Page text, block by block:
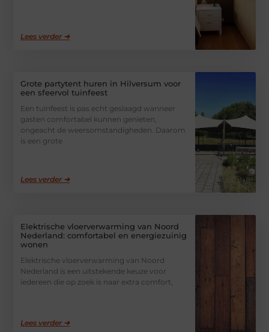
Lees verder ➜
Grote partytent huren in Hilversum voor
een sfeervol tuinfeest
Een tuinfeest is pas echt geslaagd wanneer
gasten comfortabel kunnen genieten,
ongeacht de weersomstandigheden. Daarom
is een grote
Lees verder ➜
Elektrische vloerverwarming van Noord
Nederland: comfortabel en energiezuinig
wonen
Elektrische vloerverwarming van Noord
Nederland is een uitstekende keuze voor
iedereen die op zoek is naar extra comfort,
Lees verder ➜